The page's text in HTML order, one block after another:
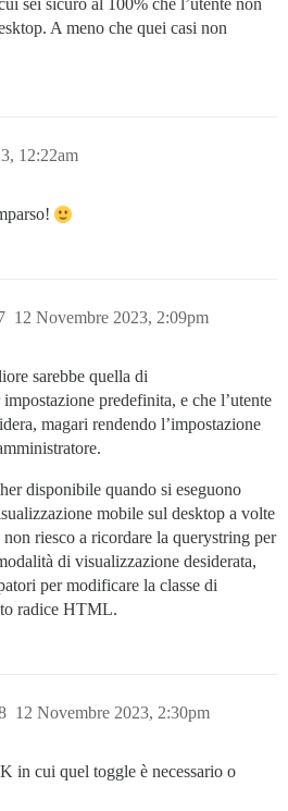
A meno che quei casi non
12:22am
12 Novembre 2023, 2:09pm
sarebbe quella di
predefinita, e che l’utente
magari rendendo l’impostazione
disponibile quando si eseguono
mobile sul desktop a volte
riesco a ricordare la querystring per
di visualizzazione desiderata,
per modificare la classe di
radice HTML.
12 Novembre 2023, 2:30pm
in cui quel toggle è necessario o